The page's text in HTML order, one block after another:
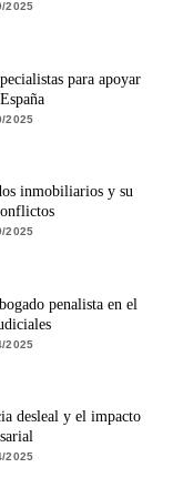
2025
para apoyar
2025
inmobiliarios y su
2025
penalista en el
2025
desleal y el impacto
2025